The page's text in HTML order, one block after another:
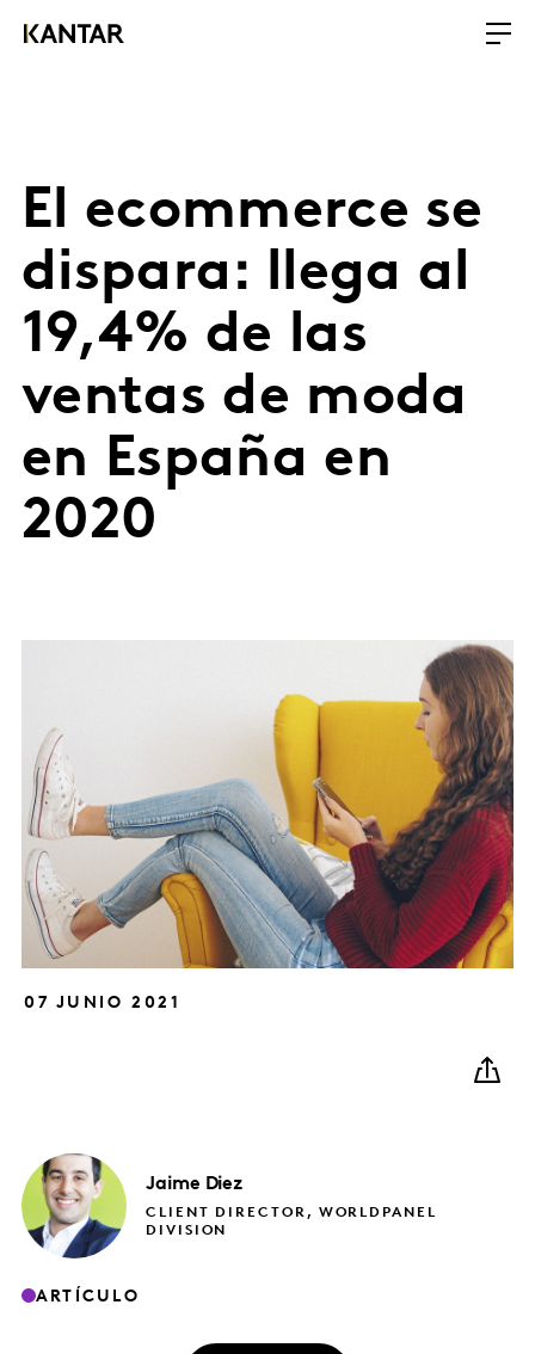
El ecommerce se
dispara: llega al
19,4% de las
ventas de moda
en España en
2020
07 JUNIO 2021
Jaime Diez
CLIENT DIRECTOR, WORLDPANEL
DIVISION
ARTÍCULO